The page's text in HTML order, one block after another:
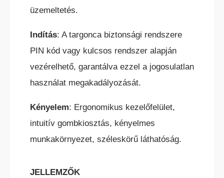
TEREPES HOMLOKVILLÁS
TARGONCA
üzemeltetés.
Indítás: A targonca biztonsági rendszere
PIN kód vagy kulcsos rendszer alapján
vezérelhető, garantálva ezzel a jogosulatlan
használat megakadályozását.
Kényelem: Ergonomikus kezelőfelület,
intuitív gombkiosztás, kényelmes
munkakörnyezet, széleskörű láthatóság.
JELLEMZŐK